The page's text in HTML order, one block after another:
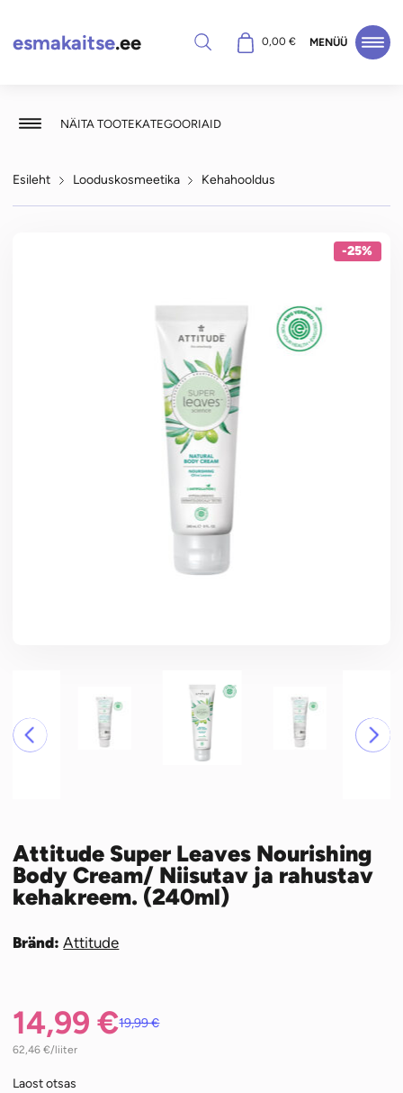
esmakaitse.ee Otsi 0,00€ MENÜÜ
NÄITA TOOTEKATEGOORIAID
Esileht Looduskosmeetika Kehahooldus
-25%
Attitude Super Leaves Nourishing
Body Cream/ Niisutav ja rahustav
kehakreem. (240ml)
Bränd:Attitude
19,99€
Algne
14,99€
Praegune
62,46€/liiter
Laost otsas